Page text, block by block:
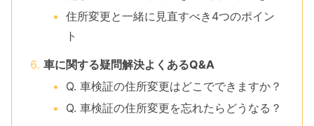
住所変更と一緒に見直すべき4つのポイン
ト
車に関する疑問解決よくあるQ&A
Q. 車検証の住所変更はどこでできますか？
Q. 車検証の住所変更を忘れたらどうなる？